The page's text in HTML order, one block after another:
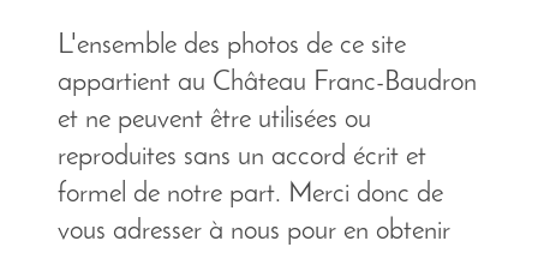
L'ensemble des photos de ce site
appartient au Château Franc-Baudron
et ne peuvent être utilisées ou
reproduites sans un accord écrit et
formel de notre part. Merci donc de
vous adresser à nous pour en obtenir